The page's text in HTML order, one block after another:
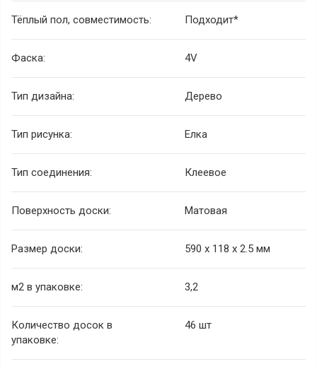
Тёплый пол, совместимость: Подходит*
Фаска: 4V
Тип дизайна: Дерево
Тип рисунка: Елка
Тип соединения: Клеевое
Поверхность доски: Матовая
Размер доски: 590 х 118 х 2.5 мм
м2 в упаковке: 3,2
Количество досок в
упаковке:
46 шт